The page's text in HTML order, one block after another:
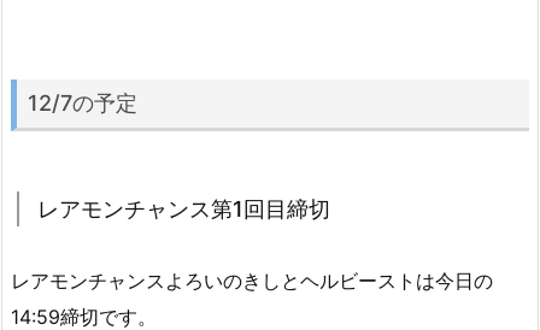
12/7の予定
レアモンチャンス第1回目締切
レアモンチャンスよろいのきしとヘルビーストは今日の
14:59締切です。